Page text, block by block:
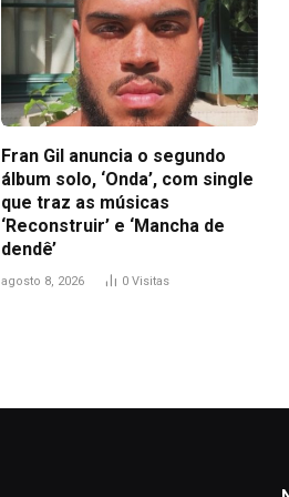
Fran Gil anuncia o segundo
álbum solo, ‘Onda’, com single
que traz as músicas
‘Reconstruir’ e ‘Mancha de
dendê’
agosto 8, 2026 0 Visitas